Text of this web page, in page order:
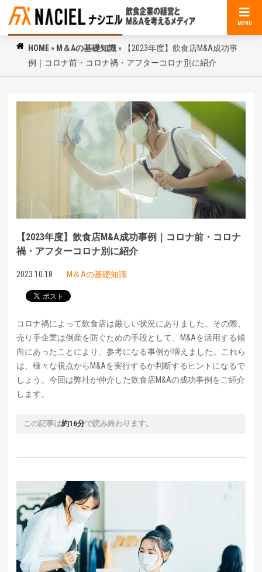
MENU
HOME » M＆Aの基礎知識 »
【2023年度】飲食店M&A成功事
例｜コロナ前・コロナ禍・アフターコロナ別に紹介
【2023年度】飲食店M&A成功事例｜コロナ前・コロナ
禍・アフターコロナ別に紹介
2023.10.18 M＆Aの基礎知識
コロナ禍によって飲食店は厳しい状況にありました。その際、
売り手企業は倒産を防ぐための手段として、M&Aを活用する傾
向にあったことにより、参考になる事例が増えました。これら
は、様々な視点からM&Aを実行するか判断するヒントになるで
しょう。今回は弊社が仲介した飲食店M&Aの成功事例をご紹介
します。
この記事は約16分で読み終わります。